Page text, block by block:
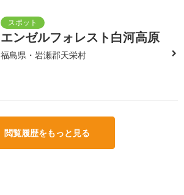
エンゼルフォレスト白河高原
福島県・岩瀬郡天栄村
閲覧履歴をもっと見る